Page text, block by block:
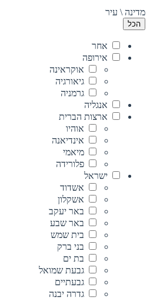
מדינה \ עיר
הכל
אחר
אירופה
אוקראינה
גיאורגיה
גרמניה
אנגליה
ארצות הברית
אוהיו
אינדיאנה
מיאמי
פלורידה
ישראל
אשדוד
אשקלון
באר יעקב
באר שבע
בית שמש
בני ברק
בת ים
גבעת שמואל
גבעתיים
גדרה יבנה